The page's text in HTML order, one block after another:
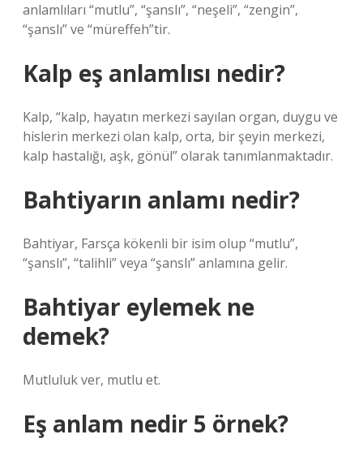
anlamlıları “mutlu”, “şanslı”, “neşeli”, “zengin”,
“şanslı” ve “müreffeh”tir.
Kalp eş anlamlısı nedir?
Kalp, “kalp, hayatın merkezi sayılan organ, duygu ve
hislerin merkezi olan kalp, orta, bir şeyin merkezi,
kalp hastalığı, aşk, gönül” olarak tanımlanmaktadır.
Bahtiyarın anlamı nedir?
Bahtiyar, Farsça kökenli bir isim olup “mutlu”,
“şanslı”, “talihli” veya “şanslı” anlamına gelir.
Bahtiyar eylemek ne
demek?
Mutluluk ver, mutlu et.
Eş anlam nedir 5 örnek?